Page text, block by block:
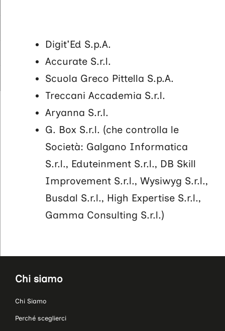
Digit'Ed S.p.A.
Accurate S.r.l.
Scuola Greco Pittella S.p.A.
Treccani Accademia S.r.l.
Aryanna S.r.l.
G. Box S.r.l. (che controlla le
Società: Galgano Informatica
S.r.l., Eduteinment S.r.l., DB Skill
Improvement S.r.l., Wysiwyg S.r.l.,
Busdal S.r.l., High Expertise S.r.l.,
Gamma Consulting S.r.l.)
Chi siamo
Chi Siamo
Perché sceglierci